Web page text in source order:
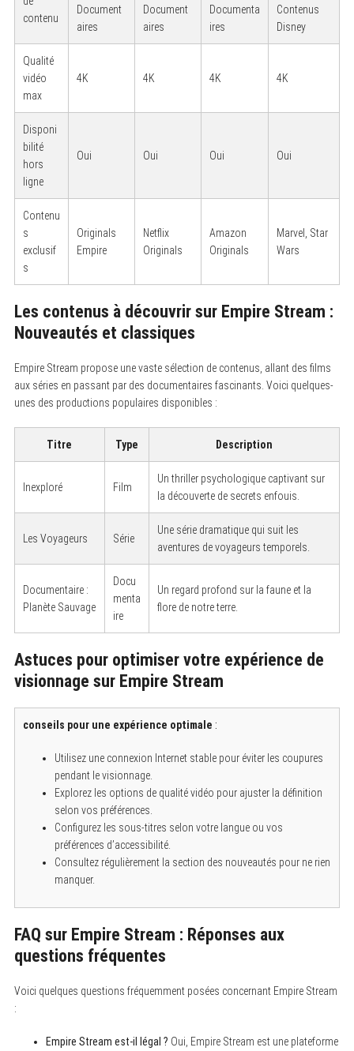
contenu
Document
aires
Document
aires
Documenta
ires
Contenus
Disney
Qualité
vidéo
max
4K 4K 4K 4K
Disponi
bilité
hors
ligne
Oui Oui Oui Oui
Contenu
s
exclusif
s
Originals
Empire
Netflix
Originals
Amazon
Originals
Marvel, Star
Wars
Les contenus à découvrir sur Empire Stream :
Nouveautés et classiques
Empire Stream propose une vaste sélection de contenus, allant des films
aux séries en passant par des documentaires fascinants. Voici quelques-
unes des productions populaires disponibles :
Titre Type Description
Inexploré Film
Un thriller psychologique captivant sur
la découverte de secrets enfouis.
Les Voyageurs Série
Une série dramatique qui suit les
aventures de voyageurs temporels.
Documentaire :
Planète Sauvage
Docu
menta
ire
Un regard profond sur la faune et la
flore de notre terre.
Astuces pour optimiser votre expérience de
visionnage sur Empire Stream
conseils pour une expérience optimale :
Utilisez une connexion Internet stable pour éviter les coupures
pendant le visionnage.
Explorez les options de qualité vidéo pour ajuster la définition
selon vos préférences.
Configurez les sous-titres selon votre langue ou vos
préférences d’accessibilité.
Consultez régulièrement la section des nouveautés pour ne rien
manquer.
FAQ sur Empire Stream : Réponses aux
questions fréquentes
Voici quelques questions fréquemment posées concernant Empire Stream
:
Empire Stream est-il légal ? Oui, Empire Stream est une plateforme
r